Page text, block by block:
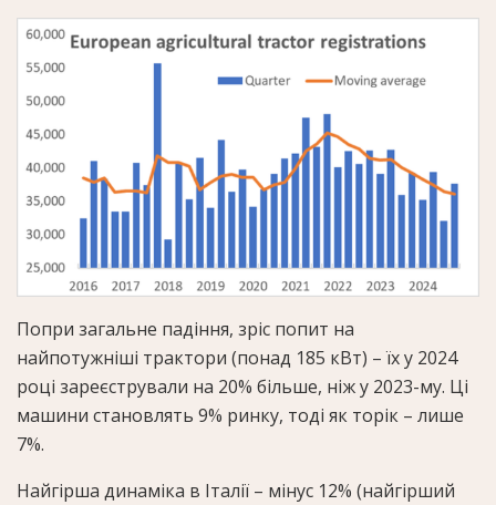
Попри загальне падіння, зріс попит на
найпотужніші трактори (понад 185 кВт) – їх у 2024
році зареєстрували на 20% більше, ніж у 2023-му. Ці
машини становлять 9% ринку, тоді як торік – лише
7%.
Найгірша динаміка в Італії – мінус 12% (найгірший